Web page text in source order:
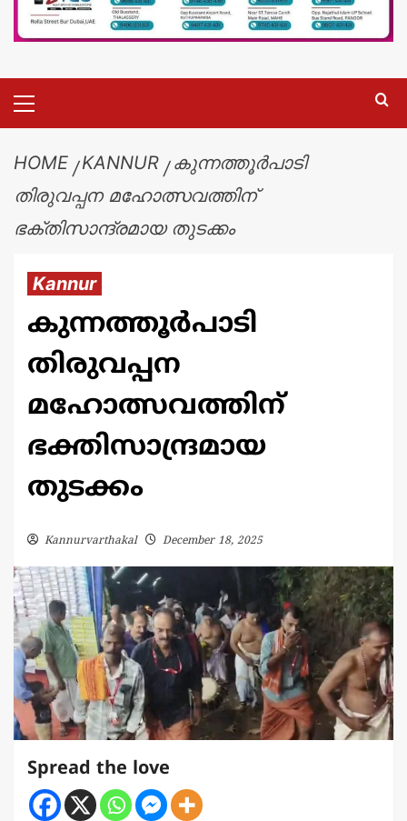
HOME KANNUR
കുന്നത്തൂർപാടി
തിരുവപ്പന മഹോത്സവത്തിന്
ഭക്തിസാന്ദ്രമായ തുടക്കം
Kannur
കുന്നത്തൂർപാടി
തിരുവപ്പന
മഹോത്സവത്തിന്
ഭക്തിസാന്ദ്രമായ
തുടക്കം
Kannurvarthakal December 18, 2025
Spread the love